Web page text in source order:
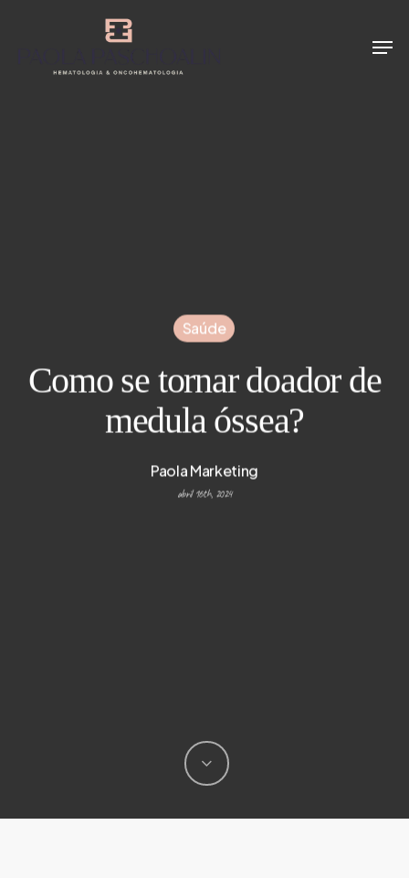
Saúde
Como se tornar doador de
medula óssea?
Paola Marketing
abril 16th, 2024
Close